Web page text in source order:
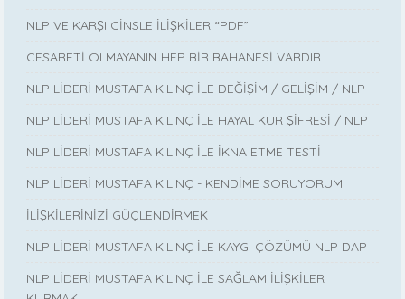
NLP VE KARŞI CİNSLE İLİŞKİLER “PDF”
CESARETİ OLMAYANIN HEP BİR BAHANESİ VARDIR
NLP LİDERİ MUSTAFA KILINÇ İLE DEĞİŞİM / GELİŞİM / NLP
NLP LİDERİ MUSTAFA KILINÇ İLE HAYAL KUR ŞİFRESİ / NLP
NLP LİDERİ MUSTAFA KILINÇ İLE İKNA ETME TESTİ
NLP LİDERİ MUSTAFA KILINÇ - KENDİME SORUYORUM
İLİŞKİLERİNİZİ GÜÇLENDİRMEK
NLP LİDERİ MUSTAFA KILINÇ İLE KAYGI ÇÖZÜMÜ NLP DAP
NLP LİDERİ MUSTAFA KILINÇ İLE SAĞLAM İLİŞKİLER